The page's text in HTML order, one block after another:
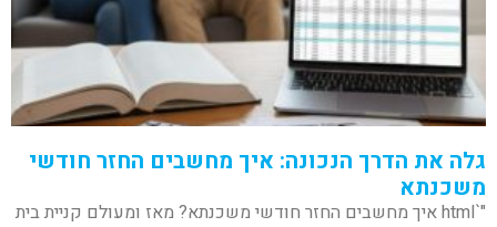
גלה את הדרך הנכונה: איך מחשבים החזר חודשי
משכנתא
"`html איך מחשבים החזר חודשי משכנתא? מאז ומעולם קניית בית